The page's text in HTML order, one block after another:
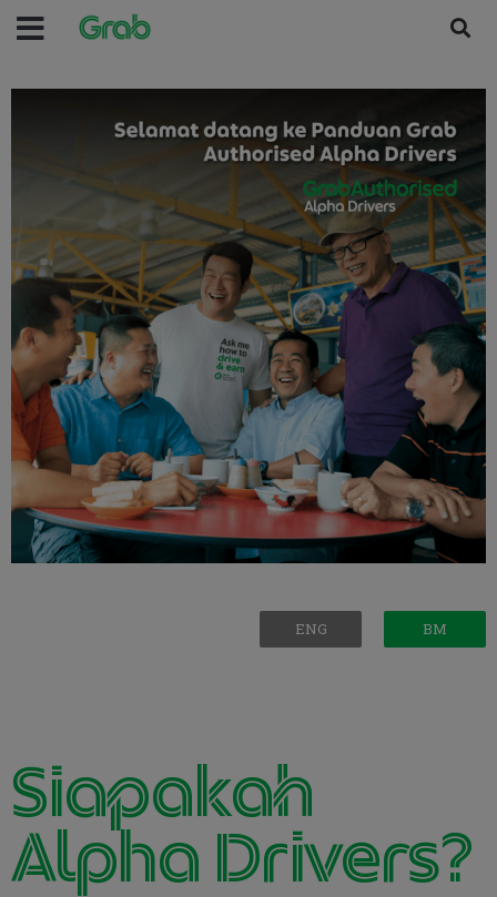
ENG BM
Siapakah
Alpha Drivers?